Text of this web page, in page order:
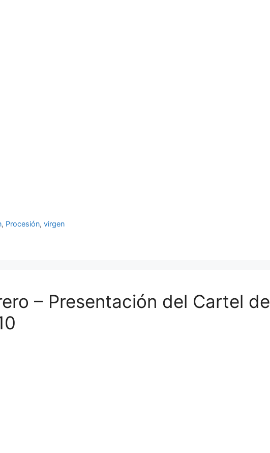
, Procesión,virgen
– Presentación del Cartel de